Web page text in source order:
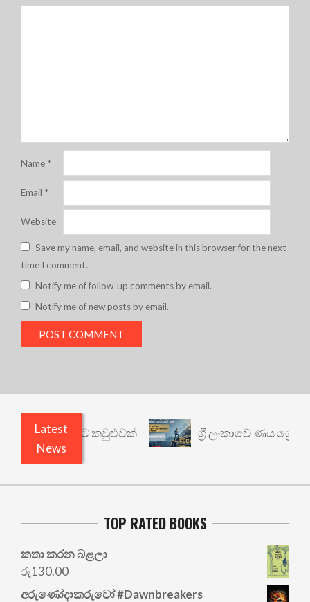
Name *
Email *
Website
Save my name, email, and website in this browser for the next
time I comment.
Notify me of follow-up comments by email.
Notify me of new posts by email.
Latest
News
යථාර්ථයකට කවුළුවක් ශ්‍රී ලංකාවේ ණය ශ්‍රේණිගත
TOP RATED BOOKS
කතා කරන බළලා
රු130.00
අරු‍ණෝදාකරුවෝ #Dawnbreakers